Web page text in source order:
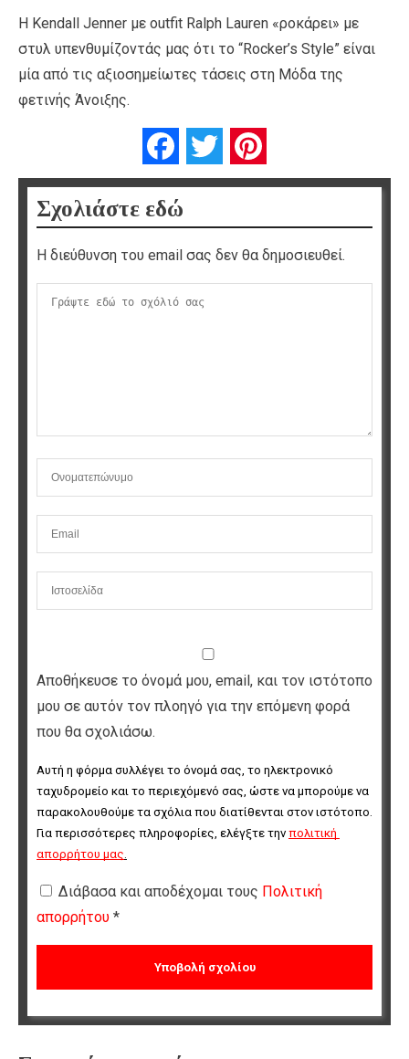
H Kendall Jenner με outfit Ralph Lauren «ροκάρει» με
στυλ υπενθυμίζοντάς μας ότι το “Rocker’s Style” είναι
μία από τις αξιοσημείωτες τάσεις στη Μόδα της
φετινής Άνοιξης.
FacebookTwitter
Σχολιάστε εδώ
Η διεύθυνση του email σας δεν θα δημοσιευθεί.
Αποθήκευσε το όνομά μου, email, και τον ιστότοπο
μου σε αυτόν τον πλοηγό για την επόμενη φορά
που θα σχολιάσω.
Αυτή η φόρμα συλλέγει το όνομά σας, το ηλεκτρονικό
ταχυδρομείο και το περιεχόμενό σας, ώστε να μπορούμε να
παρακολουθούμε τα σχόλια που διατίθενται στον ιστότοπο.
Για περισσότερες πληροφορίες, ελέγξτε την πολιτική
απορρήτου μας
Διάβασα και αποδέχομαι τους Πολιτική
απορρήτου *